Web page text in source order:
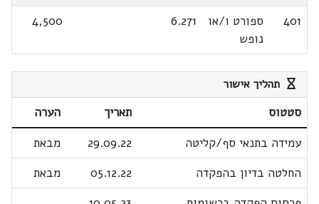
401
ספורט ו/או
נופש
6.271
4,500
תהליך אישור
סטטוס תאריך
הערה
עמידה בתנאי סף/קליטה
29.09.22
מבאת
החלטה בדיון בהפקדה
05.12.22
מבאת